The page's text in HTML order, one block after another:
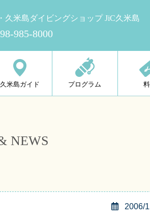
久米島ダイビングショップ JiC久米島
985-8000
久米島ガイド プログラム
NEWS
2006/